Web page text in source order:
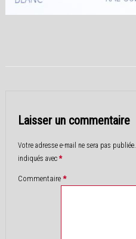
Laisser un commentaire
Votre adresse e-mail ne sera pas publiée.
indiqués avec *
Commentaire *